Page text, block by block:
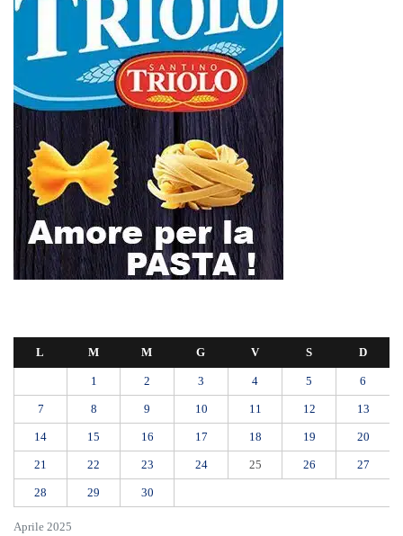
Aprile 2025
L M M G V S D
1 2 3 4 5 6
7 8 9 10 11 12 13
14 15 16 17 18 19 20
21 22 23 24 25 26 27
28 29 30